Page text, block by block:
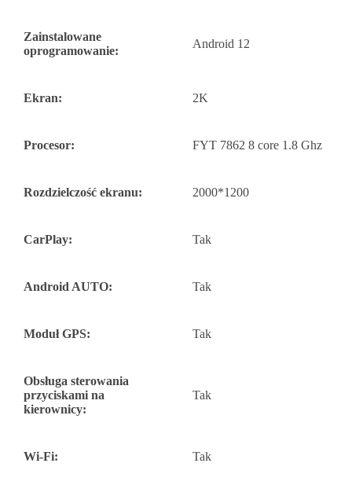
Zainstalowane
oprogramowanie:
Android 12
Ekran: 2K
Procesor: FYT 7862 8 core 1.8 Ghz
Rozdzielczość ekranu: 2000*1200
CarPlay: Tak
Android AUTO: Tak
Moduł GPS: Tak
Obsługa sterowania
przyciskami na
kierownicy:
Tak
Wi-Fi: Tak